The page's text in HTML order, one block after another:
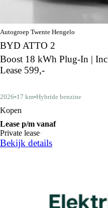
Autogroep Twente Hengelo
BYD ATTO 2
Boost 18 kWh Plug-In |
Lease 599,-
2026 17 km Hybride benzine
Kopen
Lease p/m vanaf
Private lease
Bekijk details